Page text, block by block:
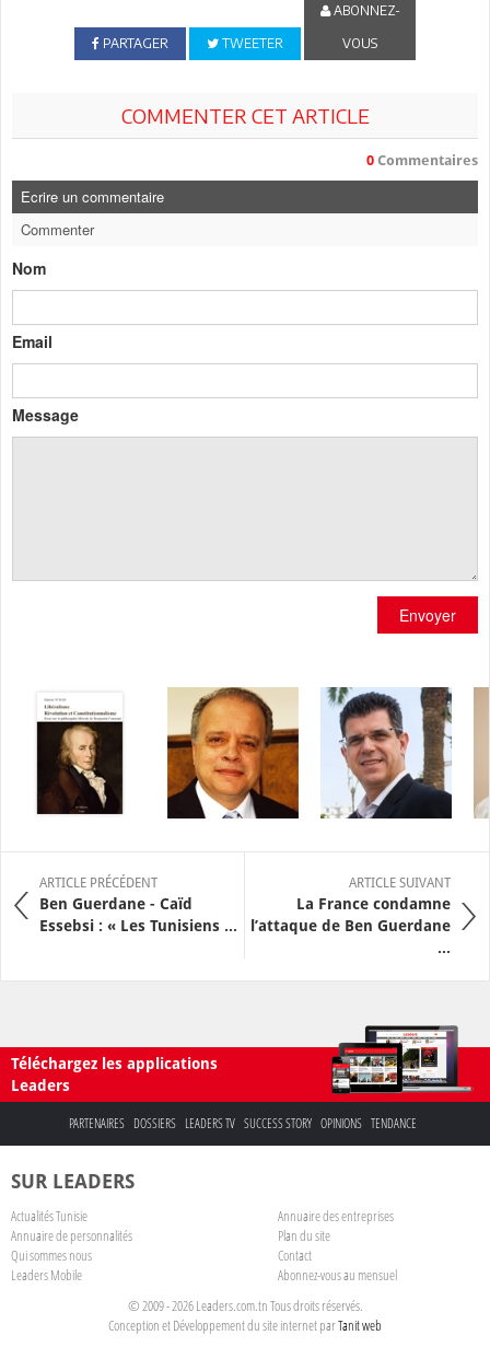
PARTAGER TWEETER
ABONNEZ-
VOUS
COMMENTER CET ARTICLE
0 Commentaires
Ecrire un commentaire
Commenter
Nom
Email
Message
Envoyer
ARTICLE PRÉCÉDENT
Ben Guerdane - Caïd
Essebsi : « Les Tunisiens ...
ARTICLE SUIVANT
La France condamne
l’attaque de Ben Guerdane
...
Téléchargez les applications
Leaders
PARTENAIRES DOSSIERS LEADERS TV SUCCESS STORY OPINIONS TENDANCE
SUR LEADERS
Actualités Tunisie
Annuaire des entreprises
Annuaire de personnalités
Plan du site
Qui sommes nous
Contact
Leaders Mobile
Abonnez-vous au mensuel
© 2009 - 2026 Leaders.com.tn Tous droits réservés.
Conception et Développement du site internet parTanit web